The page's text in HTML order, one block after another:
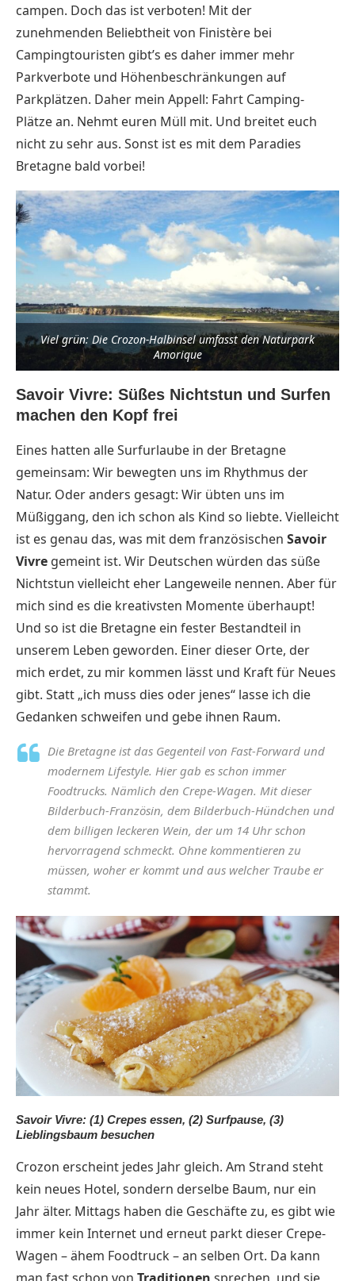
campen. Doch das ist verboten! Mit der
zunehmenden Beliebtheit von Finistère bei
Campingtouristen gibt’s es daher immer mehr
Parkverbote und Höhenbeschränkungen auf
Parkplätzen. Daher mein Appell: Fahrt Camping-
Plätze an. Nehmt euren Müll mit. Und breitet euch
nicht zu sehr aus. Sonst ist es mit dem Paradies
Bretagne bald vorbei!
Viel grün: Die Crozon-Halbinsel umfasst den Naturpark
Amorique
Savoir Vivre: Süßes Nichtstun und Surfen
machen den Kopf frei
Eines hatten alle Surfurlaube in der Bretagne
gemeinsam: Wir bewegten uns im Rhythmus der
Natur. Oder anders gesagt: Wir übten uns im
Müßiggang, den ich schon als Kind so liebte. Vielleicht
ist es genau das, was mit dem französischen Savoir
Vivre gemeint ist. Wir Deutschen würden das süße
Nichtstun vielleicht eher Langeweile nennen. Aber für
mich sind es die kreativsten Momente überhaupt!
Und so ist die Bretagne ein fester Bestandteil in
unserem Leben geworden. Einer dieser Orte, der
mich erdet, zu mir kommen lässt und Kraft für Neues
gibt. Statt „ich muss dies oder jenes“ lasse ich die
Gedanken schweifen und gebe ihnen Raum.
Die Bretagne ist das Gegenteil von Fast-Forward und
modernem Lifestyle. Hier gab es schon immer
Foodtrucks. Nämlich den Crepe-Wagen. Mit dieser
Bilderbuch-Französin, dem Bilderbuch-Hündchen und
dem billigen leckeren Wein, der um 14 Uhr schon
hervorragend schmeckt. Ohne kommentieren zu
müssen, woher er kommt und aus welcher Traube er
stammt.
Savoir Vivre: (1) Crepes essen, (2) Surfpause, (3)
Lieblingsbaum besuchen
Crozon erscheint jedes Jahr gleich. Am Strand steht
kein neues Hotel, sondern derselbe Baum, nur ein
Jahr älter. Mittags haben die Geschäfte zu, es gibt wie
immer kein Internet und erneut parkt dieser Crepe-
Wagen – ähem Foodtruck – an selben Ort. Da kann
man fast schon von Traditionen sprechen, und sie